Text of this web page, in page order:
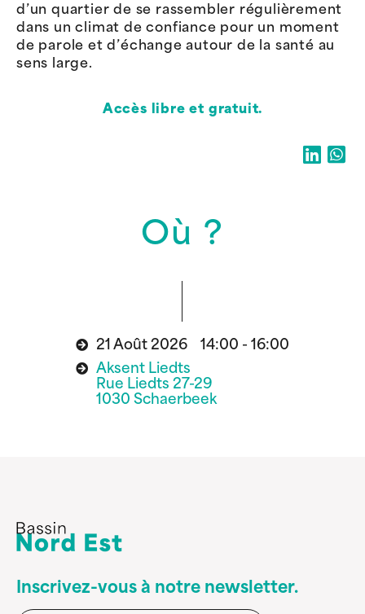
d’un quartier de se rassembler régulièrement
dans un climat de confiance pour un moment
de parole et d’échange autour de la santé au
sens large.
Accès libre et gratuit.
Où ?
21 Août 2026 14:00 - 16:00
Aksent Liedts
Rue Liedts 27-29
1030 Schaerbeek
Inscrivez-vous à notre newsletter.